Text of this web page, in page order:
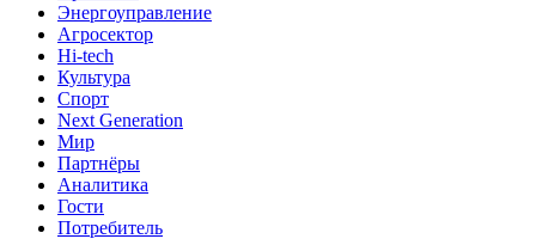
Энергоуправление
Агросектор
Hi-tech
Культура
Спорт
Next Generation
Мир
Партнёры
Аналитика
Гости
Потребитель